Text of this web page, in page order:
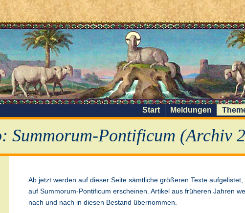
Summorum-Pontificum (Archiv
Start Meldungen
Ab jetzt werden auf dieser Seite sämtliche größeren Texte aufgelistet,
auf Summorum-Pontificum erscheinen. Artikel aus früheren Jahren
nach und nach in diesen Bestand übernommen.